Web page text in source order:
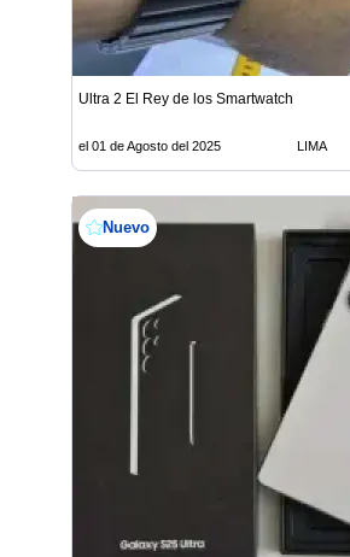
Ultra 2 El Rey de los Smartwatch
el 01 de Agosto del 2025 LIMA
Nuevo